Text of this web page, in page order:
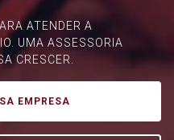
ATENDER A
UMA ASSESSORIA
CRESCER.
EMPRESA